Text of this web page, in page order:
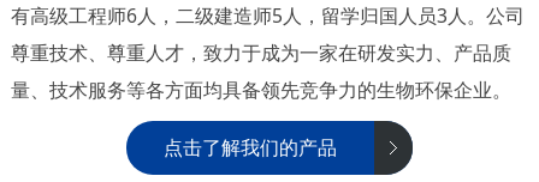
有高级工程师6人，二级建造师5人，留学归国人员3人。公司
尊重技术、尊重人才，致力于成为一家在研发实力、产品质
量、技术服务等各方面均具备领先竞争力的生物环保企业。
点击了解我们的产品